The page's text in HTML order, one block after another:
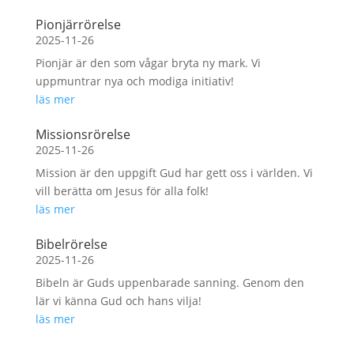
Pionjärrörelse
2025-11-26
Pionjär är den som vågar bryta ny mark. Vi
uppmuntrar nya och modiga initiativ!
läs mer
Missionsrörelse
2025-11-26
Mission är den uppgift Gud har gett oss i världen. Vi
vill berätta om Jesus för alla folk!
läs mer
Bibelrörelse
2025-11-26
Bibeln är Guds uppenbarade sanning. Genom den
lär vi känna Gud och hans vilja!
läs mer